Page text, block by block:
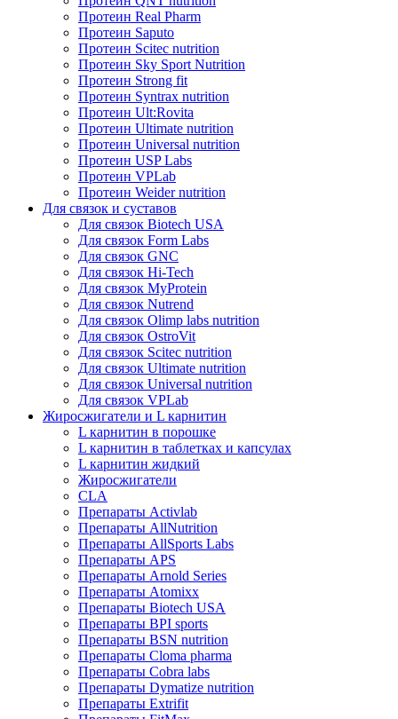
Протеин Real Pharm
Протеин Saputo
Протеин Scitec nutrition
Протеин Sky Sport Nutrition
Протеин Strong fit
Протеин Syntrax nutrition
Протеин Ult:Rovita
Протеин Ultimate nutrition
Протеин Universal nutrition
Протеин USP Labs
Протеин VPLab
Протеин Weider nutrition
Для связок и суставов
Для связок Biotech USA
Для связок Form Labs
Для связок GNC
Для связок Hi-Tech
Для связок MyProtein
Для связок Nutrend
Для связок Olimp labs nutrition
Для связок OstroVit
Для связок Scitec nutrition
Для связок Ultimate nutrition
Для связок Universal nutrition
Для связок VPLab
Жиросжигатели и L карнитин
L карнитин в порошке
L карнитин в таблетках и капсулах
L карнитин жидкий
Жиросжигатели
CLA
Препараты Activlab
Препараты AllNutrition
Препараты AllSports Labs
Препараты APS
Препараты Arnold Series
Препараты Atomixx
Препараты Biotech USA
Препараты BPI sports
Препараты BSN nutrition
Препараты Cloma pharma
Препараты Cobra labs
Препараты Dymatize nutrition
Препараты Extrifit